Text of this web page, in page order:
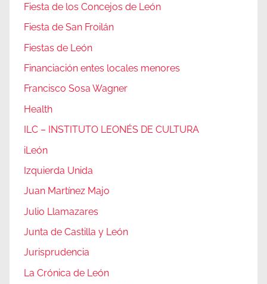
Fiesta de los Concejos de León
Fiesta de San Froilán
Fiestas de León
Financiación entes locales menores
Francisco Sosa Wagner
Health
ILC – INSTITUTO LEONÉS DE CULTURA
iLeón
Izquierda Unida
Juan Martínez Majo
Julio Llamazares
Junta de Castilla y León
Jurisprudencia
La Crónica de León